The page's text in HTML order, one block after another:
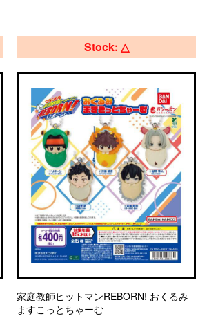
Stock: △
家庭教師ヒットマンREBORN! おくるみ
ますこっとちゃーむ